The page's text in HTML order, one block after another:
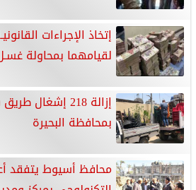
إتخاذ الإجراءات
لقيامهما بمحاولة غسـل 10 مليون
إزالة 218
بمحافظة البحيرة
محافظ أسيوط يتفقد